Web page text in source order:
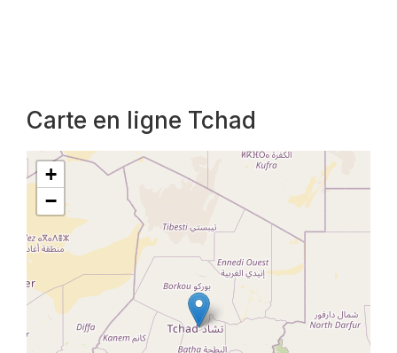
Carte en ligne Tchad
+
−